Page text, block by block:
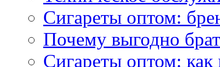
Сигареты оптом:
Почему выгодно
Сигареты оптом: как